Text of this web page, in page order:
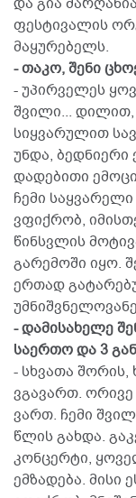
ფესტივალის
მაყურებელს.
- თაკო, შენი
- უპირველეს
შვილი...
სიყვარულით
უნდა,
დადებითი
ჩემი
ვფიქრობ,
წინსვლის
გარემოში იყო.
ერთად
- დამისახელე
საერთო და 3
- სხვათა
ვგავართ.
ვართ. ჩემი
წლის გახდა.
კონცერტი,
ემზადება. მისი